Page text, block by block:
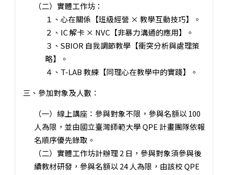
（二）實體工作坊：
１、心在關係【班級經營 × 教學互動技巧】。
２、IC 解卡 × NVC【非暴力溝通的應用】。
３、SBIOR 自我調節教學【衝突分析與處理策
略】。
４、T-LAB 教練【同理心在教學中的實踐】。
三、參加對象及人數：
（一）線上講座：參與對象不限，參與名額以 100
人為限，並由國立臺灣師範大學 QPE 計畫團隊依報
名順序優先錄取。
（二）實體工作坊計辦理 2 日，參與對象須參與後
續教材研發，參與名額以 24 人為限，由該校 QPE